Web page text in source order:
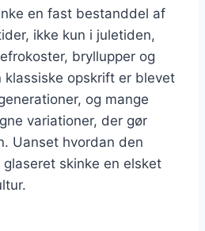
en fast bestanddel af
ikke kun i juletiden,
bryllupper og
klassiske opskrift er blevet
og mange
variationer, der gør
Uanset hvordan den
skinke en elsket